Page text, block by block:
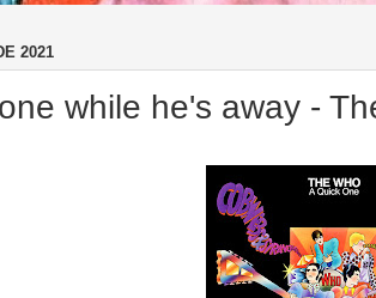
2021
while he's away -